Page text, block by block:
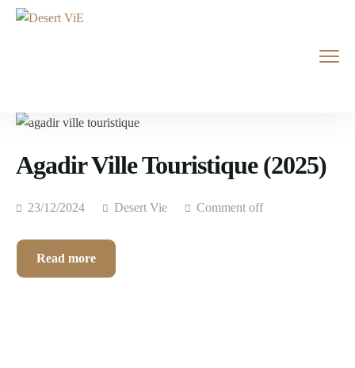
Agadir Ville Touristique (2025)
23/12/2024 Desert Vie Comment off
Read more